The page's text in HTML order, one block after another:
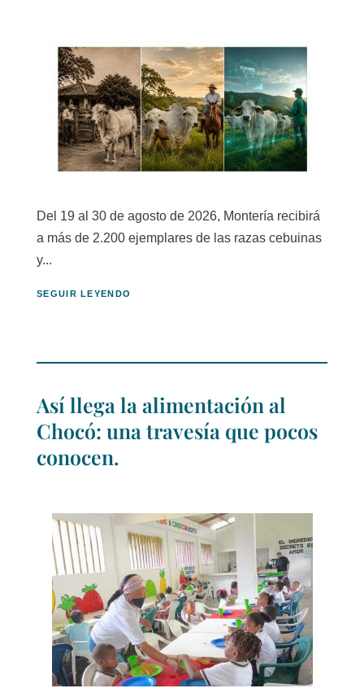
Del 19 al 30 de agosto de 2026, Montería recibirá
a más de 2.200 ejemplares de las razas cebuinas
y...
SEGUIR LEYENDO
Así llega la alimentación al
Chocó: una travesía que pocos
conocen.